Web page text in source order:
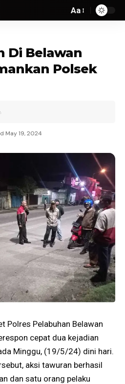
Aa
Di Belawan
Polsek
May 19, 2024
Polres Pelabuhan Belawan
cepat dua kejadian
Minggu, (19/5/24) dini hari.
aksi tawuran berhasil
dan satu orang pelaku